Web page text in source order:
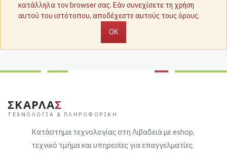
κατάλληλα τον browser σας. Εάν συνεχίσετε τη χρήση
αυτού του ιστότοπου, αποδέχεστε αυτούς τους όρους.
OK
ΣΚΑΡΛΑΣ
ΤΕΧΝΟΛΟΓΊΑ & ΠΛΗΡΟΦΟΡΙΚΉ
Κατάστημα τεχνολογίας στη Λιβαδειά με eshop,
τεχνικό τμήμα και υπηρεσίες για επαγγελματίες.